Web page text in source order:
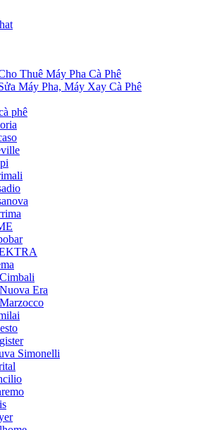
Thuê Máy Pha Cà Phê
Máy Pha, Máy Xay Cà Phê
phê
Era
Simonelli